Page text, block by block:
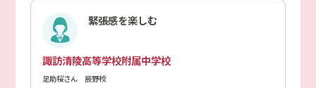
緊張感を楽しむ
諏訪清陵高等学校附属中学校
足助桜さん 辰野校